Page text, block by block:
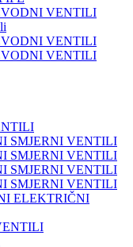
VENTILI
VENTILI
VENTILI
SMJERNI VENTILI
SMJERNI VENTILI
SMJERNI VENTILI
SMJERNI VENTILI
ELEKTRIČNI